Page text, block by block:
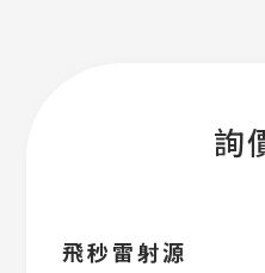
詢
飛秒雷射源